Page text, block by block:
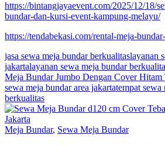
https://bintangjayaevent.com/2025/12/18/
bundar-dan-kursi-event-kampung-melayu/
https://tendabekasi.com/rental-meja-
jasa sewa meja bundar berkualitaslayanan
jakartalayanan sewa meja bundar
Meja Bundar Jumbo Dengan Cover Hitam
sewa meja bundar area jakartatempat sewa
berkualitas
Meja Bundar, Sewa Meja Bundar